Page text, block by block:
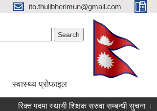
ito.thulibherimun@gmail.com
स्वास्थ्य प्राेफाइल
रिक्त पदमा स्थायी शिक्षक सरुवा सम्बन्धी सुचना ।